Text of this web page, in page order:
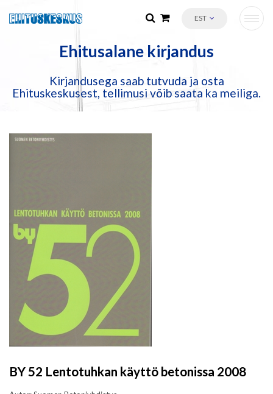
EST
Ehitusalane kirjandus
Kirjandusega saab tutvuda ja osta
Ehituskeskusest, tellimusi võib saata ka meiliga.
BY 52 Lentotuhkan käyttö betonissa 2008